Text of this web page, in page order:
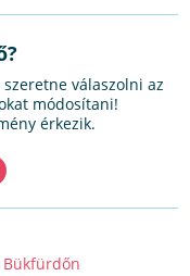
válaszolni az
módosítani!
érkezik.